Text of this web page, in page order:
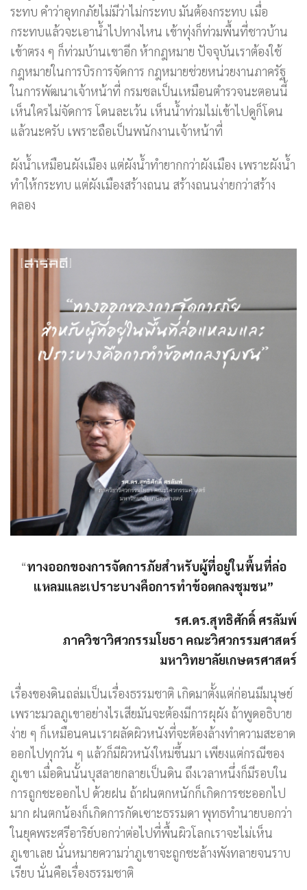
ระทบ คำว่าอุทกภัยไม่มีว่าไม่กระทบ มันต้องกระทบ เมื่อ
กระทบแล้วจะเอาน้ำไปทางไหน เข้าทุ่งก็ท่วมพื้นที่ชาวบ้าน
เข้าตรง ๆ ก็ท่วมบ้านเขาอีก ห้ากฎหมาย ปัจจุบันเราต้องใช้
กฎหมายในการบิรการจัดการ กฎหมายช่วยหน่วยงานภาครัฐ
ในการพัฒนาเจ้าหน้าที่ กรมชลเป็นเหมือนตำรวจนะตอนนี้
เห็นใครไม่จัดการ โดนละเว้น เห็นน้ำท่วมไม่เข้าไปดูก็โดน
แล้วนะครับ เพราะถือเป็นพนักงานเจ้าหน้าที่
ผังน้ำเหมือนผังเมือง แต่ผังน้ำทำยากกว่าผังเมือง เพราะผังน้ำ
ทำให้กระทบ แต่ผังเมืองสร้างถนน สร้างถนนง่ายกว่าสร้าง
คลอง
“ทางออกของการจัดการภัยสำหรับผู้ที่อยู่ในพื้นที่ล่อ
แหลมและเปราะบางคือการทำข้อตกลงชุมชน”
รศ.ดร.สุทธิศักดิ์ ศรลัมพ์
ภาควิชาวิศวกรรมโยธา คณะวิศวกรรมศาสตร์
มหาวิทยาลัยเกษตรศาสตร์
เรื่องของดินถล่มเป็นเรื่องธรรมชาติ เกิดมาตั้งแต่ก่อนมีมนุษย์
เพราะมวลภูเขาอย่างไรเสียมันจะต้องมีการผุผัง ถ้าพูดอธิบาย
ง่าย ๆ ก็เหมือนคนเราผลัดผิวหนังที่จะต้องล้างทำความสะอาด
ออกไปทุกวัน ๆ แล้วก็มีผิวหนังใหม่ขึ้นมา เพียงแต่กรณีของ
ภูเขา เมื่อดินนั้นบุสลายกลายเป็นดิน ถึงเวลาหนึ่งก็มีรอบใน
การถูกชะออกไป ด้วยฝน ถ้าฝนตกหนักก็เกิดการชะออกไป
มาก ฝนตกน้องก็เกิดการกัดเซาะธรรมดา พุทธทำนายบอกว่า
ในยุคพระศรีอาริย์บอกว่าต่อไปที่พื้นผิวโลกเราจะไม่เห็น
ภูเขาเลย นั่นหมายความว่าภูเขาจะถูกชะล้างพังทลายจนราบ
เรียบ นั่นคือเรื่องธรรมชาติ